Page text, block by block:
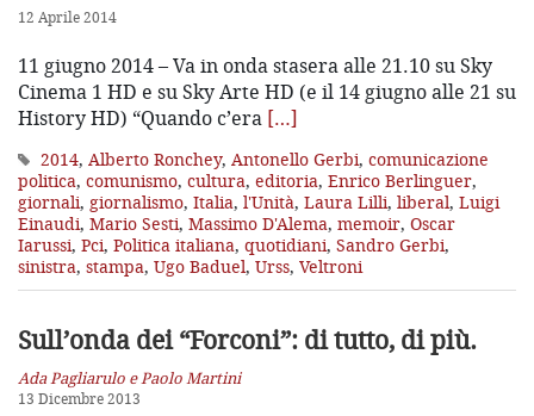
12 Aprile 2014
11 giugno 2014 – Va in onda stasera alle 21.10 su Sky
Cinema 1 HD e su Sky Arte HD (e il 14 giugno alle 21 su
History HD) “Quando c’era […]
2014, Alberto Ronchey, Antonello Gerbi, comunicazione
politica, comunismo, cultura, editoria, Enrico Berlinguer,
giornali, giornalismo, Italia, l'Unità, Laura Lilli, liberal, Luigi
Einaudi, Mario Sesti, Massimo D'Alema, memoir, Oscar
Iarussi, Pci, Politica italiana, quotidiani, Sandro Gerbi,
sinistra, stampa, Ugo Baduel, Urss, Veltroni
Sull’onda dei “Forconi”: di tutto, di più.
Ada Pagliarulo e Paolo Martini
13 Dicembre 2013